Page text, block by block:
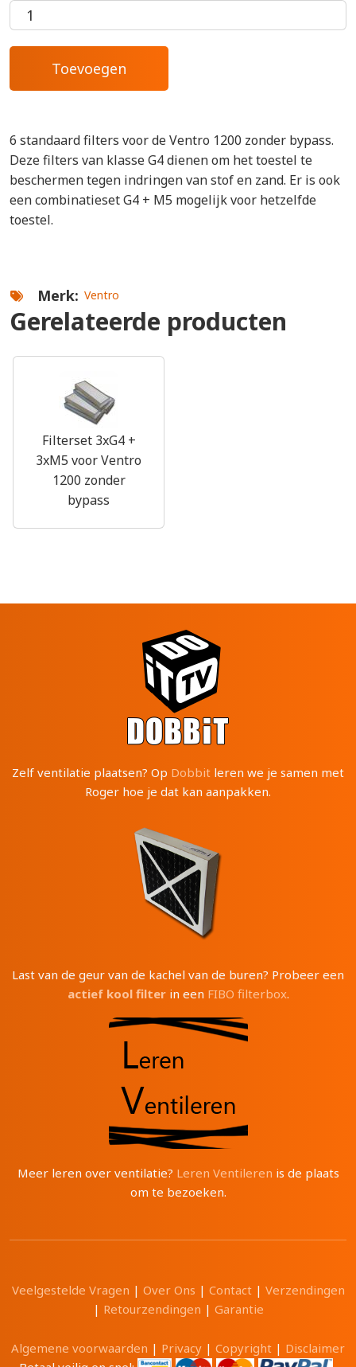
6 standaard filters voor de Ventro 1200 zonder bypass.
Deze filters van klasse G4 dienen om het toestel te
beschermen tegen indringen van stof en zand. Er is ook
een combinatieset G4 + M5 mogelijk voor hetzelfde
toestel.
Merk Ventro
Gerelateerde producten
Filterset 3xG4 +
3xM5 voor Ventro
1200 zonder
bypass
Zelf ventilatie plaatsen? Op Dobbit leren we je samen met
Roger hoe je dat kan aanpakken.
Last van de geur van de kachel van de buren? Probeer een
actief kool filterin een FIBO filterbox.
Meer leren over ventilatie? Leren Ventileren is de plaats
om te bezoeken.
Veelgestelde Vragen | Over Ons | Contact| Verzendingen
| Retourzendingen | Garantie
Algemene voorwaarden | Privacy | Copyright | Disclaimer